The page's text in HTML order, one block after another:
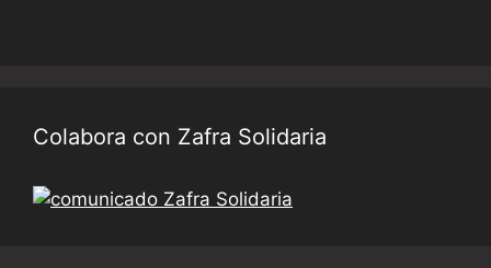
Colabora con Zafra Solidaria